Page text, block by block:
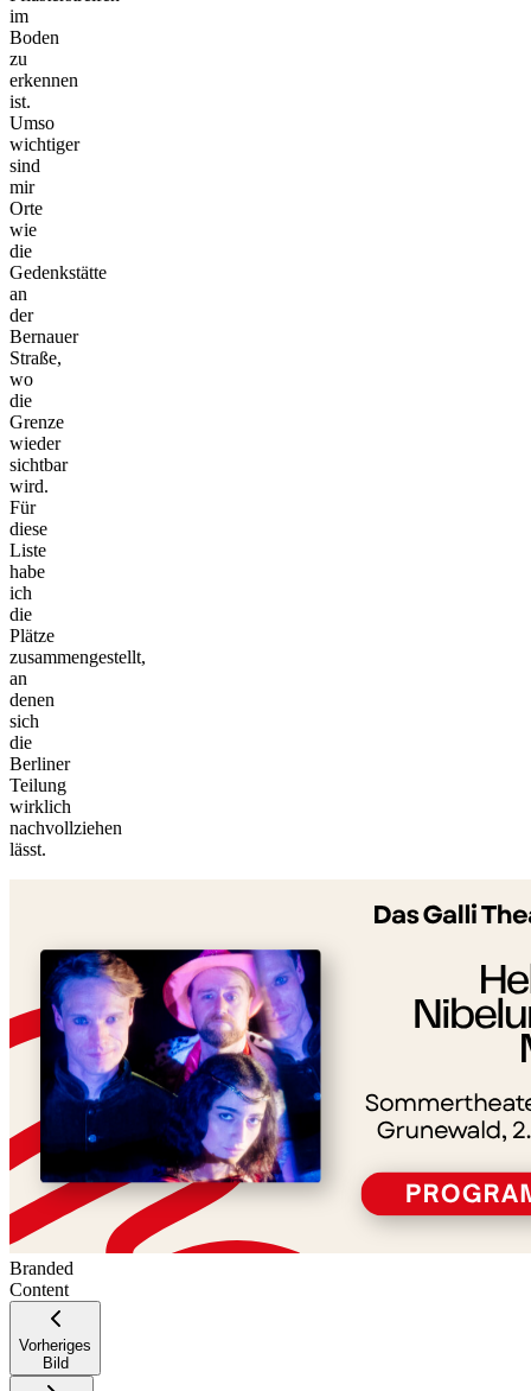
im
Boden
zu
erkennen
ist.
Umso
wichtiger
sind
mir
Orte
wie
die
Gedenkstätte
an
der
Bernauer
Straße,
wo
die
Grenze
wieder
sichtbar
wird.
Für
diese
Liste
habe
ich
die
Plätze
zusammengestellt,
an
denen
sich
die
Berliner
Teilung
wirklich
nachvollziehen
lässt.
−
©
Branded
Content
Vorheriges
Bild